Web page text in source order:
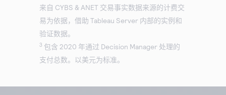
来自 CYBS & ANET 交易事实数据来源的计费交
易为依据，借助 Tableau Server 内部的实例和
验证数据。
3 包含 2020 年通过 Decision Manager 处理的
支付总数。以美元为标准。